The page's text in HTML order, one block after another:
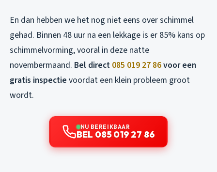
En dan hebben we het nog niet eens over schimmel
gehad. Binnen 48 uur na een lekkage is er 85% kans op
schimmelvorming, vooral in deze natte
novembermaand. Bel direct 085 019 27 86voor een
gratis inspectie voordat een klein probleem groot
wordt.
NU BEREIKBAAR
BEL 085 019 27 86